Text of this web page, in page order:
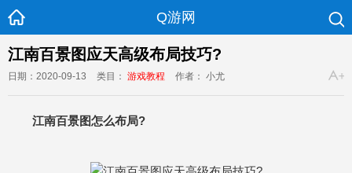
Q游网
江南百景图应天高级布局技巧?
日期：2020-09-13 类目： 游戏教程 作者： 小尤
江南百景图怎么布局?